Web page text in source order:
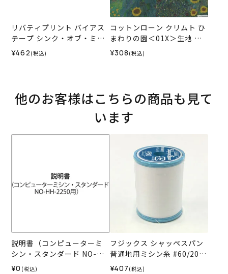
リバティプリント バイアス
テープ シンク・オブ・ミー
＜15P＞
¥462 (税込)
コットンローン クリムト ひ
まわりの園＜01X＞生地 ホ
ビーラホビーレデザインコ
レクション
¥308 (税込)
他のお客様はこちらの商品も見て
います
説明書（コンピューターミ
シン・スタンダード NO-HH
-2250用）
¥0 (税込)
フジックス シャッペスパン
普通地用ミシン糸 #60/200
m col.401＜白＞
¥407 (税込)